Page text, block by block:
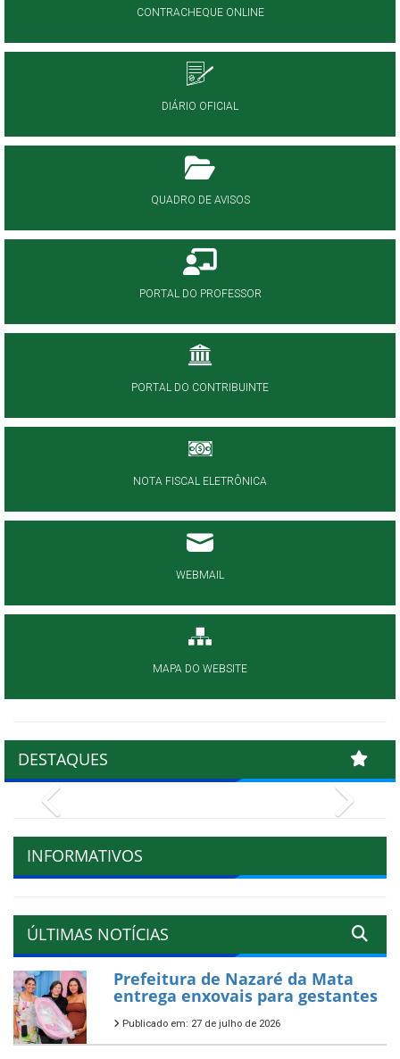
CONTRACHEQUE ONLINE
DIÁRIO OFICIAL
QUADRO DE AVISOS
PORTAL DO PROFESSOR
PORTAL DO CONTRIBUINTE
NOTA FISCAL ELETRÔNICA
WEBMAIL
MAPA DO WEBSITE
DESTAQUES
INFORMATIVOS
ÚLTIMAS NOTÍCIAS
Prefeitura de Nazaré da Mata
entrega enxovais para gestantes
Publicado em: 27 de julho de 2026